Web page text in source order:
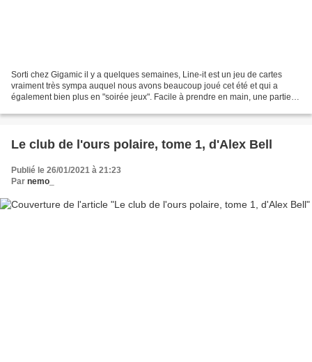
Sorti chez Gigamic il y a quelques semaines, Line-it est un jeu de cartes
vraiment très sympa auquel nous avons beaucoup joué cet été et qui a
également bien plus en "soirée jeux". Facile à prendre en main, une partie
Le club de l'ours polaire, tome 1, d'Alex Bell
Publié le 26/01/2021 à 21:23
Par nemo_